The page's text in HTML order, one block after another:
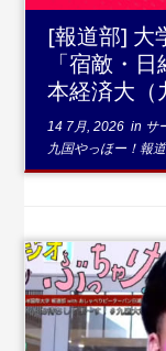
[報道部] 大
「宿敵・
本経済大（
14 7月, 2026 in サ
九国やっほー！報